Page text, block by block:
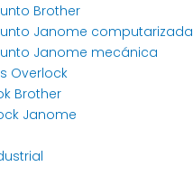
Brother
Janome computarizada
Janome mecánica
Overlock
Brother
Janome